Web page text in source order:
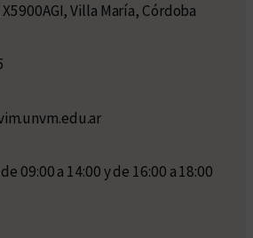
Villa María, Córdoba
09:00 a 14:00 y de 16:00 a 18:00